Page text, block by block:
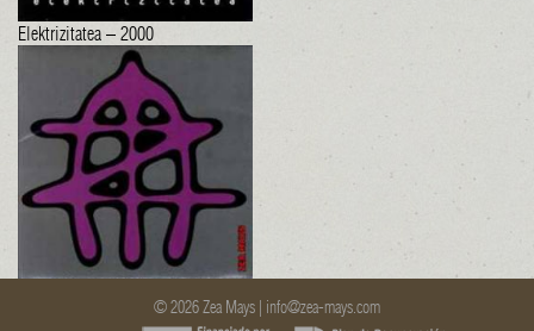
Elektrizitatea – 2000
© 2026 Zea Mays | info@zea-mays.com